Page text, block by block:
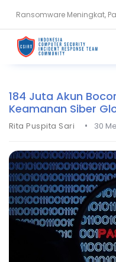
Ransomware Meningkat,
Ruflo Rentan Diretas, API
184 Juta Akun
Keamanan Siber
Rita Puspita Sari • 30